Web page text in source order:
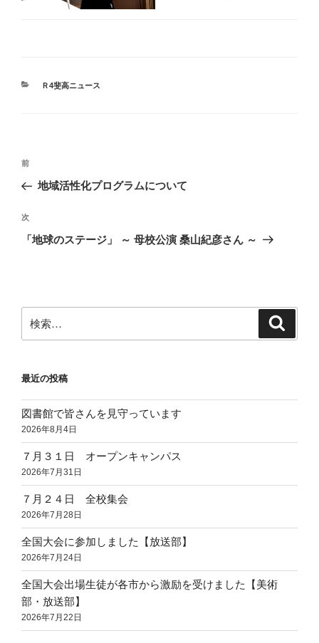
カＲ4斐高ニュース
投
ナ
ビ
ゲ
ン
前
の
稿
前
地域活性化プログラムについて
次
の
次
「地球のステージ」 ～ 母校公演 桑山紀彦さん ～
索:
最近の投稿
図書館で皆さんを見守っています
2026年8月4日
７月３１日 オープンキャンパス
2026年7月31日
７月２４日 全校集会
2026年7月28日
全国大会に参加しました【放送部】
2026年7月24日
全国大会出場生徒が各市から激励を受けました【美術
部・放送部】
2026年7月22日